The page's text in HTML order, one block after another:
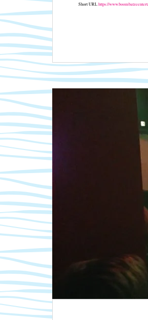
Short URLhttps://